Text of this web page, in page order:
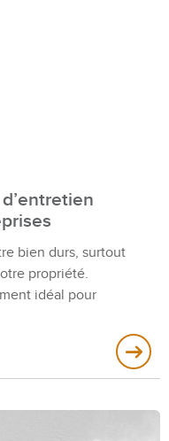
bien durs, surtout
propriété.
idéal pour